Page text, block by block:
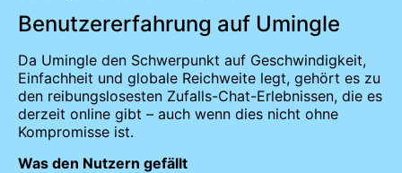
Benutzererfahrung auf Umingle
Da Umingle den Schwerpunkt auf Geschwindigkeit,
Einfachheit und globale Reichweite legt, gehört es zu
den reibungslosesten Zufalls-Chat-Erlebnissen, die es
derzeit online gibt – auch wenn dies nicht ohne
Kompromisse ist.
Was den Nutzern gefällt